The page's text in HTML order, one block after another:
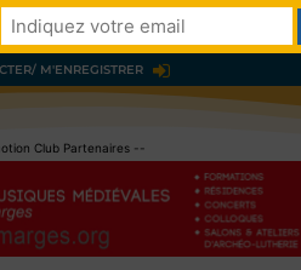
M'ENREGISTRER
Club Partenaires --